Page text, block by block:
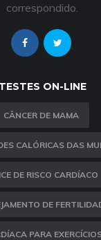
correspondido.
TESTES ON-LINE
CÂNCER DE MAMA
CALÓRICAS DAS
DE RISCO CARDÍACO
DE
PARA